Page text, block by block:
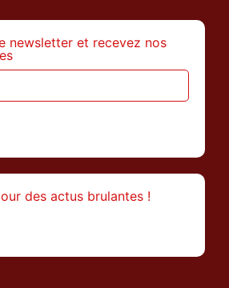
newsletter et recevez nos
des actus brulantes !